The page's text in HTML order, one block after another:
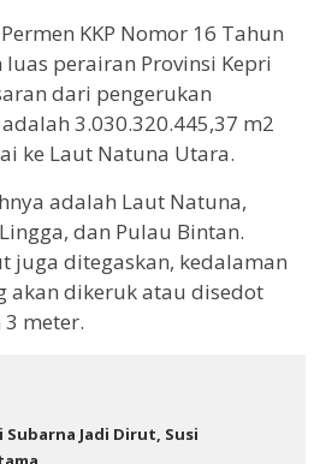
KKP Nomor 16 Tahun
perairan Provinsi Kepri
dari pengerukan
3.030.320.445,37 m2
ke Laut Natuna Utara.
adalah Laut Natuna,
dan Pulau Bintan.
juga ditegaskan, kedalaman
akan dikeruk atau disedot
meter.
Subarna Jadi Dirut, Susi